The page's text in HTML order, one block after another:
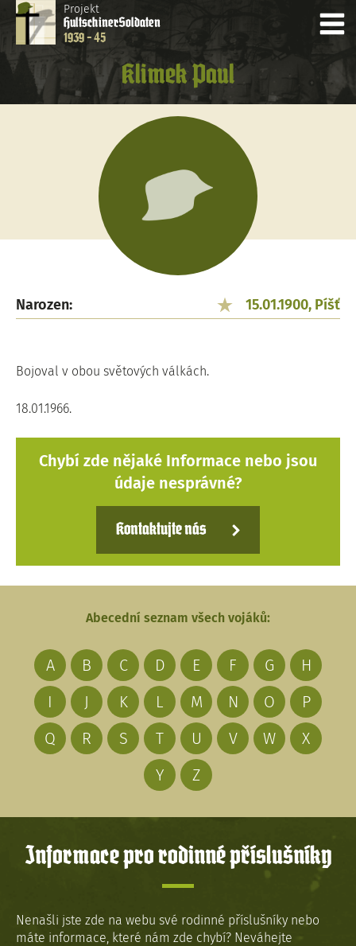
Projekt
HultschinerSoldaten
1939 - 45
Klimek Paul
Narozen: 15.01.1900, Píšť
Bojoval v obou světových válkách.
18.01.1966.
Chybí zde nějaké Informace nebo jsou
údaje nesprávné?
Kontaktujte nás
Abecední seznam všech vojáků:
A B C D E F G
H
I
J K L M N O
P
Q
R S T U V W
X
Y
Z
Informace pro rodinné příslušníky
Nenašli jste zde na webu své rodinné příslušníky nebo
máte informace, které nám zde chybí? Neváhejte